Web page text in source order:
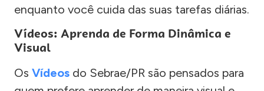
enquanto você cuida das suas tarefas diárias.
Vídeos: Aprenda de Forma Dinâmica e
Visual
Os Vídeos do Sebrae/PR são pensados para